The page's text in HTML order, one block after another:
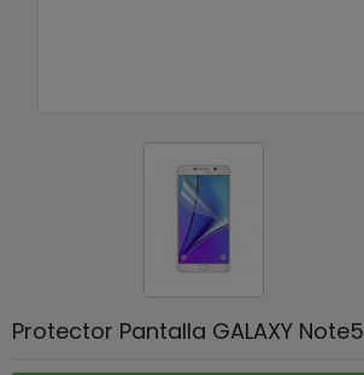
Protector Pantalla GALAXY Note5